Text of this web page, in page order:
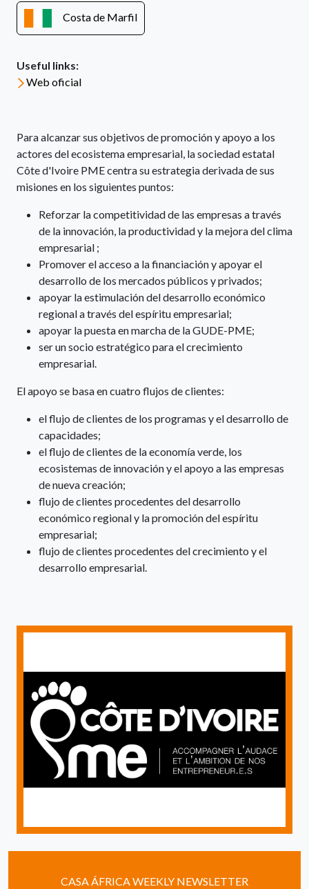
Costa de Marfil
Useful links:
Web oficial
Para alcanzar sus objetivos de promoción y apoyo a los
actores del ecosistema empresarial, la sociedad estatal
Côte d'Ivoire PME centra su estrategia derivada de sus
misiones en los siguientes puntos:
Reforzar la competitividad de las empresas a través
de la innovación, la productividad y la mejora del clima
empresarial ;
Promover el acceso a la financiación y apoyar el
desarrollo de los mercados públicos y privados;
apoyar la estimulación del desarrollo económico
regional a través del espíritu empresarial;
apoyar la puesta en marcha de la GUDE-PME;
ser un socio estratégico para el crecimiento
empresarial.
El apoyo se basa en cuatro flujos de clientes:
el flujo de clientes de los programas y el desarrollo de
capacidades;
el flujo de clientes de la economía verde, los
ecosistemas de innovación y el apoyo a las empresas
de nueva creación;
flujo de clientes procedentes del desarrollo
económico regional y la promoción del espíritu
empresarial;
flujo de clientes procedentes del crecimiento y el
desarrollo empresarial.
CASA ÁFRICA WEEKLY NEWSLETTER